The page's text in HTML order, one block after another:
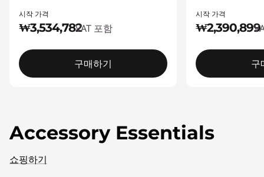
시작 가격
₩3,534,782VAT 포함
구매하기
시작 가격
₩2,390,899
구
Accessory Essentials
쇼핑하기